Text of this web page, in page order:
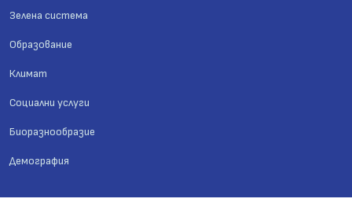
Зелена система
Образование
Климат
Социални услуги
Биоразнообразие
Демография